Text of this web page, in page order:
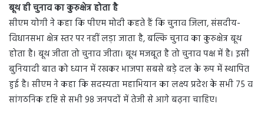
बूथ ही चुनाव का कुरुक्षेत्र होता है
सीएम योगी ने कहा कि पीएम मोदी कहते हैं कि चुनाव जिला, संसदीय-
विधानसभा क्षेत्र स्तर पर नहीं लड़ा जाता है, बल्कि चुनाव का कुरुक्षेत्र बूथ
होता है। बूथ जीता तो चुनाव जीता। बूथ मजबूत है तो चुनाव पक्ष में है। इसी
बुनियादी बात को ध्यान में रखकर भाजपा सबसे बड़े दल के रूप में स्थापित
हुई है। सीएम ने कहा कि सदस्यता महाभियान का लक्ष्य प्रदेश के सभी 75 व
सांगठनिक दृष्टि से सभी 98 जनपदों में तेजी से आगे बढ़ना चाहिए।